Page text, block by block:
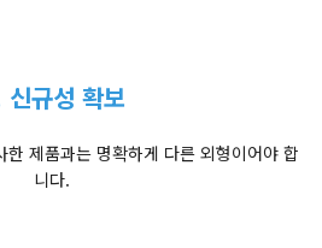
신규성 확보
제품과는 명확하게 다른 외형이어야 합
니다.